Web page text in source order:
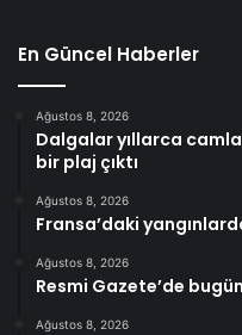
En Güncel Haberler
Ağustos 8, 2026
Dalgalar yıllarca
bir plaj çıktı
Ağustos 8, 2026
Fransa’daki
Ağustos 8, 2026
Resmi Gazete’de
Ağustos 8, 2026